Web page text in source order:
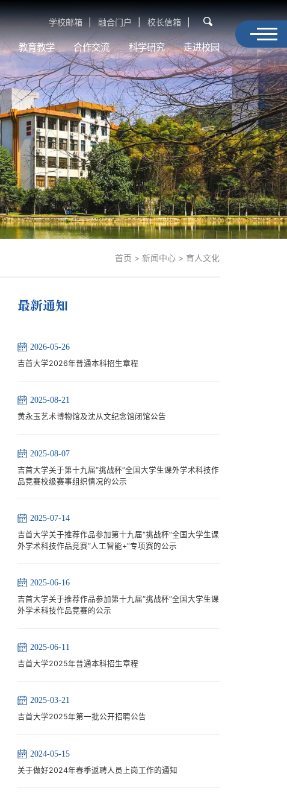
学校邮箱 融合门户 校长信箱
教育教学 合作交流 科学研究 走进校园
首页 新闻中心 育人文化
最新通知
2026-05-26
吉首大学2026年普通本科招生章程
2025-08-21
黄永玉艺术博物馆及沈从文纪念馆闭馆公告
2025-08-07
吉首大学关于第十九届“挑战杯”全国大学生课外学术科技作
品竞赛校级赛事组织情况的公示
2025-07-14
吉首大学关于推荐作品参加第十九届“挑战杯”全国大学生课
外学术科技作品竞赛“人工智能+”专项赛的公示
2025-06-16
吉首大学关于推荐作品参加第十九届“挑战杯”全国大学生课
外学术科技作品竞赛的公示
2025-06-11
吉首大学2025年普通本科招生章程
2025-03-21
吉首大学2025年第一批公开招聘公告
2024-05-15
关于做好2024年春季返聘人员上岗工作的通知